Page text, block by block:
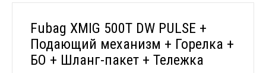
Fubag XMIG 500T DW PULSE +
Подающий механизм + Горелка +
БО + Шланг-пакет + Тележка